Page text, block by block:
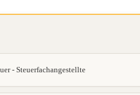
- Steuerfachangestellte